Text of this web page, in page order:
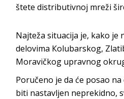
štete distributivnoj mreži
Najteža situacija je, kako je
delovima Кolubarskog,
Moravičkog upravnog
Poručeno je da će posao
biti nastavljen neprekidno,